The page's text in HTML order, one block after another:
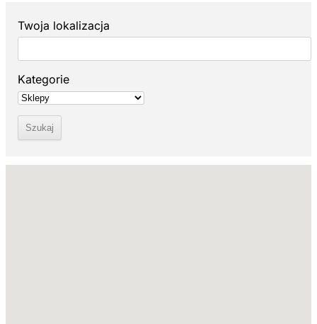
Twoja lokalizacja
Kategorie